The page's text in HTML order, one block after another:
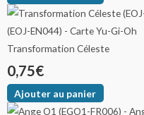
Transformation Céleste
0,75€
Ajouter au panier